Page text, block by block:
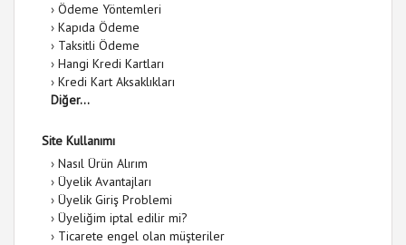
› Ödeme Yöntemleri
› Kapıda Ödeme
› Taksitli Ödeme
› Hangi Kredi Kartları
› Kredi Kart Aksaklıkları
Diğer...
Site Kullanımı
› Nasıl Ürün Alırım
› Üyelik Avantajları
› Üyelik Giriş Problemi
› Üyeliğim iptal edilir mi?
› Ticarete engel olan müşteriler